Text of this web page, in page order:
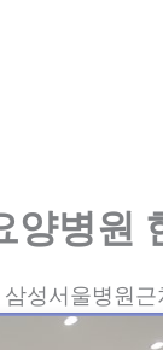
양병원
성서울병원